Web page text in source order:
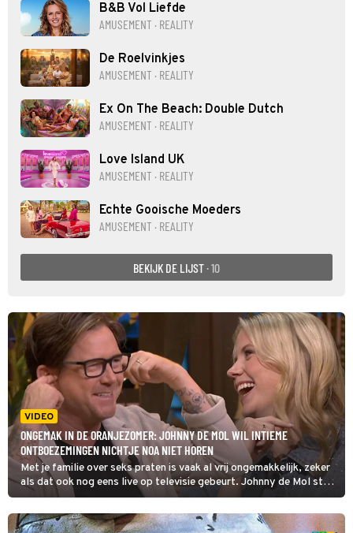
B&B Vol Liefde
AMUSEMENT · REALITY
De Roelvinkjes
AMUSEMENT · REALITY
Ex On The Beach: Double Dutch
AMUSEMENT · REALITY
Love Island UK
AMUSEMENT · REALITY
Echte Gooische Moeders
AMUSEMENT · REALITY
BEKIJK DE LIJST · 10
VIDEO
ONGEMAK IN DE ORANJEZOMER: JOHNNY DE MOL WIL INTIEME
ONTBOEZEMINGEN NICHTJE NOA NIET HOREN
Met je familie over seks praten is vaak al vrij ongemakkelijk, zeker
als dat ook nog eens live op televisie gebeurt. Johnny de Mol stak
daarom in De oranjezomer even zijn vingers in de oren toen z'n
nichtje Noa Vahle openlijk oreerde over EasyToys, de sponsor van
haar podcast.